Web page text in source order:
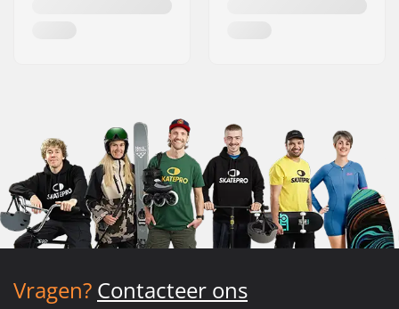
Vragen? Contacteer ons